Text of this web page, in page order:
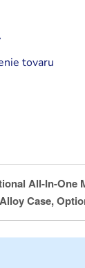
tovaru
All-In-One
Case,